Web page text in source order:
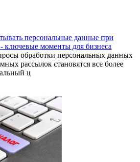
персональные данные при
ключевые моменты для бизнеса
обработки персональных данных
рассылок становятся все более
ц